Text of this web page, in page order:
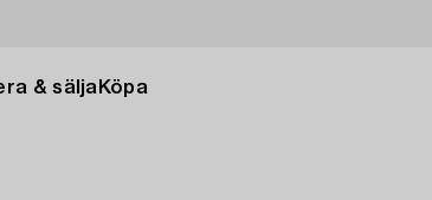
& sälja Köpa